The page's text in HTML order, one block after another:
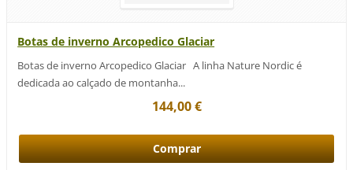
Botas de inverno Arcopedico Glaciar
Botas de inverno Arcopedico Glaciar A linha Nature Nordic é
dedicada ao calçado de montanha...
144,00 €